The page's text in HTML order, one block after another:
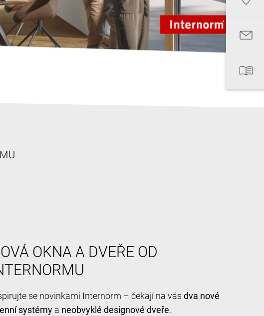
OKNA A DVEŘE OD
se novinkami Internorm – čekají na vás dva nové
systémya neobvyklé designové dveře.